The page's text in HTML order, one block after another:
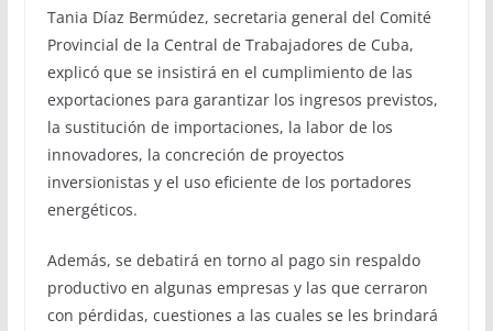
Tania Díaz Bermúdez, secretaria general del Comité
Provincial de la Central de Trabajadores de Cuba,
explicó que se insistirá en el cumplimiento de las
exportaciones para garantizar los ingresos previstos,
la sustitución de importaciones, la labor de los
innovadores, la concreción de proyectos
inversionistas y el uso eficiente de los portadores
energéticos.
Además, se debatirá en torno al pago sin respaldo
productivo en algunas empresas y las que cerraron
con pérdidas, cuestiones a las cuales se les brindará